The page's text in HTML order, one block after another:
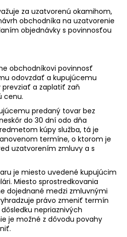
za uzatvorenú okamihom,
obchodníka na uzatvorenie
objednávky s povinnosťou
obchodníkovi povinnosť
odovzdať a kupujúcemu
a zaplatiť zaň
cenu.
predaný tovar bez
do 30 dní odo dňa
kúpy služba, tá je
termíne, o ktorom je
uzatvorením zmluvy a s
je miesto uvedené kupujúcim
Miesto sprostredkovania
dojednané medzi zmluvnými
právo zmeniť termín
nepriaznivých
je možné z dôvodu povahy